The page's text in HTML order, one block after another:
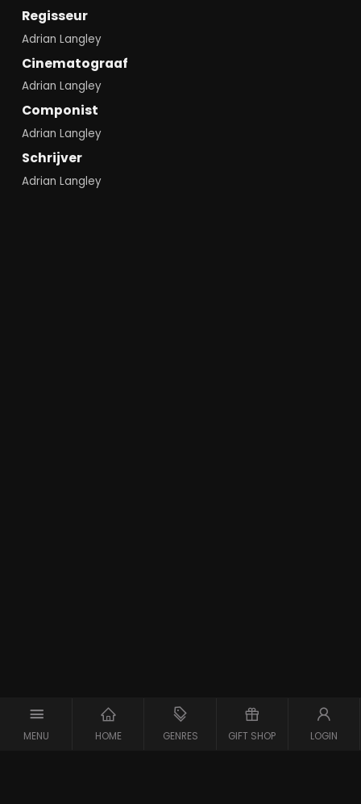
MENU HOME GENRES GIFT SHOP LOGIN
Regisseur
Adrian Langley
Cinematograaf
Adrian Langley
Componist
Adrian Langley
Schrijver
Adrian Langley